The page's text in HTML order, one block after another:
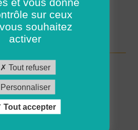
ou CDD
F)
ou CDD
sur ceux
souhaitez
activer
Tout refuser
Personnaliser
Tout accepter